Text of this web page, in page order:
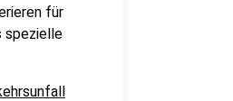
für
spezielle